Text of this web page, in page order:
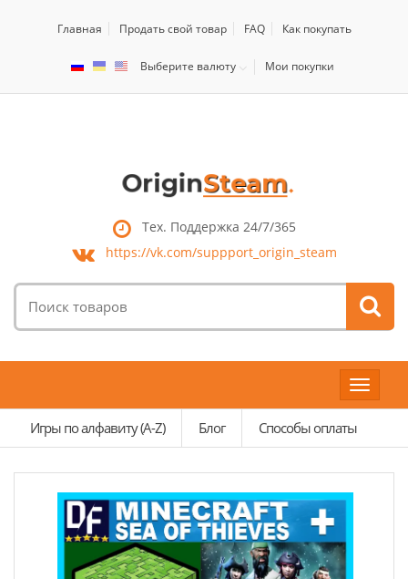
Главная Продать свой товар FAQ Как покупать
Выберите валюту Мои покупки
Тех. Поддержка 24/7/365
https://vk.com/suppport_origin_steam
товаров:
Toggle
Игры по алфавиту (A-Z)
Блог Способы оплаты